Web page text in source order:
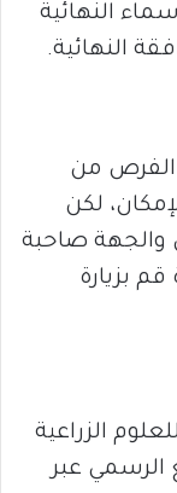
النهائية
الفرص من
لكن
والجهة صاحبة
بزيارة
الزراعية
الرسمي عبر